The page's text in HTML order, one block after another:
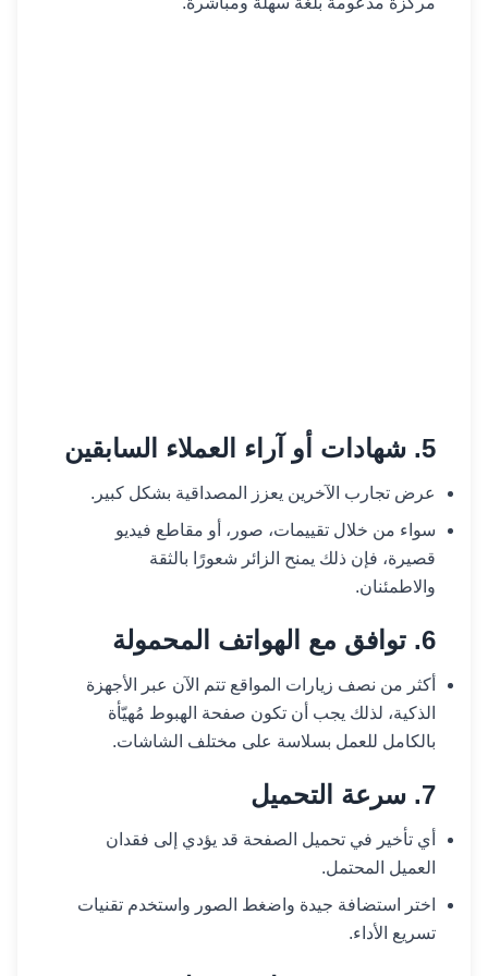
5. شهادات أو آراء العملاء السابقين
عرض تجارب الآخرين يعزز المصداقية بشكل كبير.
سواء من خلال تقييمات، صور، أو مقاطع فيديو
قصيرة، فإن ذلك يمنح الزائر شعورًا بالثقة
والاطمئنان.
6. توافق مع الهواتف المحمولة
أكثر من نصف زيارات المواقع تتم الآن عبر الأجهزة
الذكية، لذلك يجب أن تكون صفحة الهبوط مُهيّأة
بالكامل للعمل بسلاسة على مختلف الشاشات.
7. سرعة التحميل
أي تأخير في تحميل الصفحة قد يؤدي إلى فقدان
العميل المحتمل.
اختر استضافة جيدة واضغط الصور واستخدم تقنيات
تسريع الأداء.